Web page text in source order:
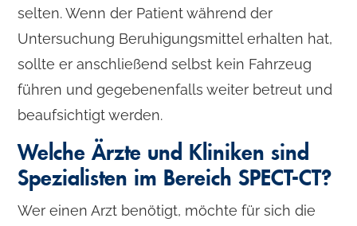
selten. Wenn der Patient während der
Untersuchung Beruhigungsmittel erhalten hat,
sollte er anschließend selbst kein Fahrzeug
führen und gegebenenfalls weiter betreut und
beaufsichtigt werden.
Welche Ärzte und Kliniken sind
Spezialisten im Bereich SPECT-CT?
Wer einen Arzt benötigt, möchte für sich die